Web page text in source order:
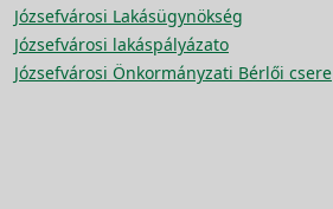
Józsefvárosi Lakásügynökség
Józsefvárosi lakáspályázato
Józsefvárosi Önkormányzati Bérlői csere